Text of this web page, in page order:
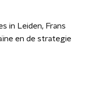
in Leiden, Frans
en de strategie